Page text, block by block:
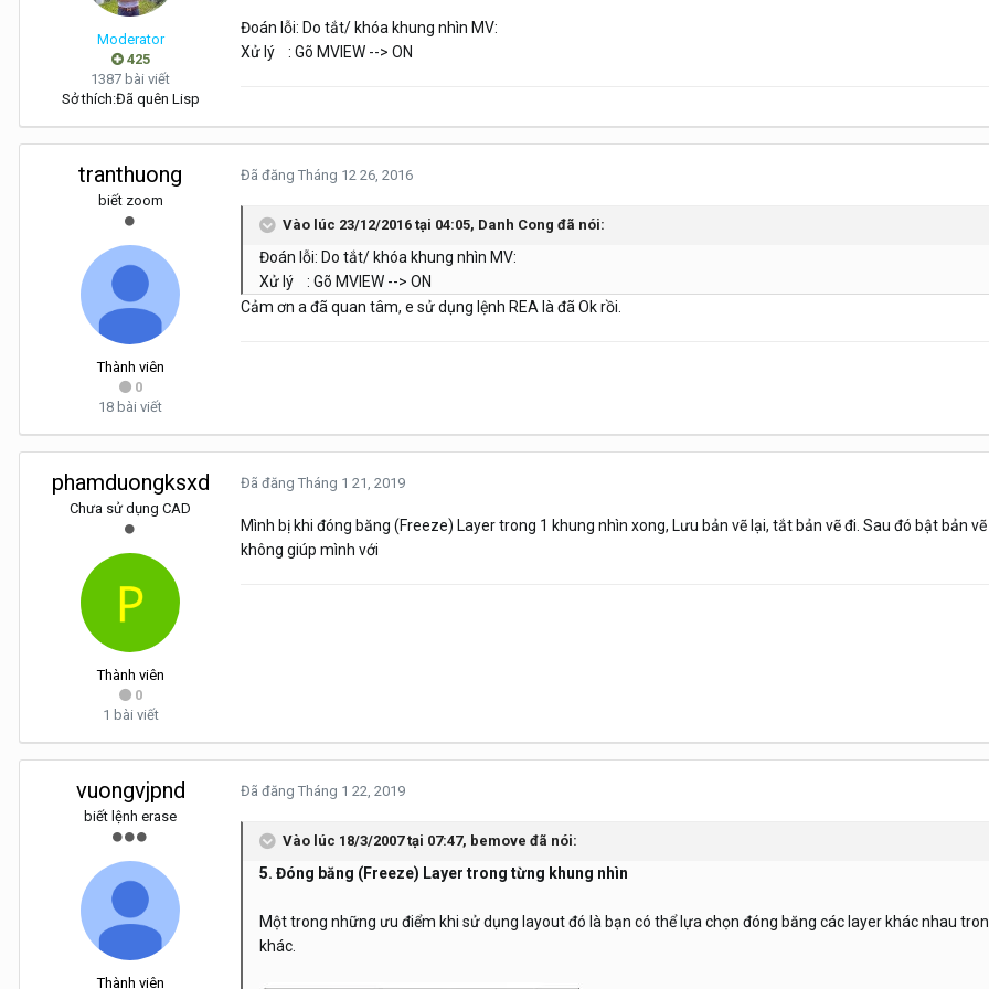
Moderator
425
1387 bài viết
Sở thích:Đã quên Lisp
Đoán lỗi: Do tắt/ khóa khung nhìn MV:
Xử lý : Gõ MVIEW --> ON
tranthuong
biết zoom
Thành viên
0
18 bài viết
Đã đăng Tháng 12 26, 2016
Vào lúc 23/12/2016 tại 04:05, Danh Cong đã nói:
Đoán lỗi: Do tắt/ khóa khung nhìn MV:
Xử lý : Gõ MVIEW --> ON
Cảm ơn a đã quan tâm, e sử dụng lệnh REA là đã Ok rồi.
phamduongksxd
Chưa sử dụng CAD
Thành viên
0
1 bài viết
Đã đăng Tháng 1 21, 2019
Mình bị khi đóng băng (Freeze) Layer trong 1 khung nhìn xong, Lưu bản vẽ lại, tắt bản vẽ đi. Sau đó bật bản
không giúp mình với
vuongvjpnd
biết lệnh erase
Thành viên
Đã đăng Tháng 1 22, 2019
Vào lúc 18/3/2007 tại 07:47, bemove đã nói:
5. Đóng băng (Freeze) Layer trong từng khung nhìn
Một trong những ưu điểm khi sử dụng layout đó là bạn có thể lựa chọn đóng băng các layer khác nhau
khác.